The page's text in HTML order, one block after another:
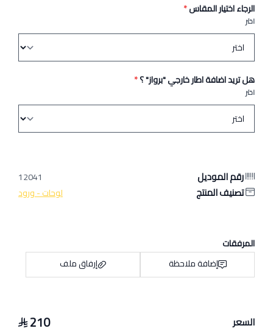
الرجاء اختيار المقاس*
اختر
هل تريد اضافة اطار خارجي "برواز" ؟*
اختر
رقم الموديل 12041
تصنيف المنتج لوحات - ورود
المرفقات
إضافة ملاحظة
إرفاق ملف
السعر 210